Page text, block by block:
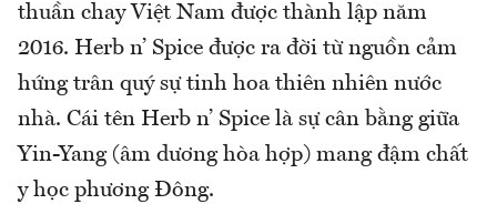
thuần chay Việt Nam được thành lập năm
2016. Herb n’ Spice được ra đời từ nguồn cảm
hứng trân quý sự tinh hoa thiên nhiên nước
nhà. Cái tên Herb n’ Spice là sự cân bằng giữa
Yin-Yang (âm dương hòa hợp) mang đậm chất
y học phương Đông.